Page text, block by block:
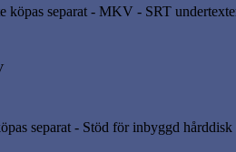
separat - MKV - SRT
separat - Stöd för inbyggd